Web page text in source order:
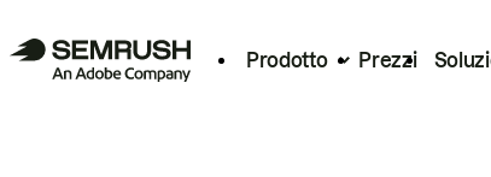
Prodotto Prezzi